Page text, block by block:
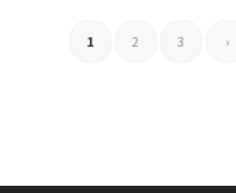
1 2 3 ›